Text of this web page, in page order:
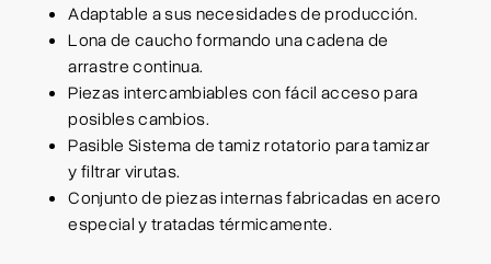
Adaptable a sus necesidades de producción.
Lona de caucho formando una cadena de
arrastre continua.
Piezas intercambiables con fácil acceso para
posibles cambios.
Pasible Sistema de tamiz rotatorio para tamizar
y filtrar virutas.
Conjunto de piezas internas fabricadas en acero
especial y tratadas térmicamente.